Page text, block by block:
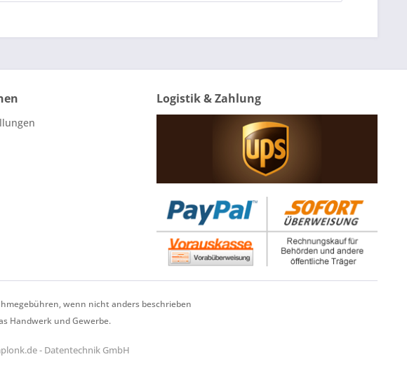
Logistik & Zahlung
wenn nicht anders beschrieben
Handwerk und Gewerbe.
- Datentechnik GmbH